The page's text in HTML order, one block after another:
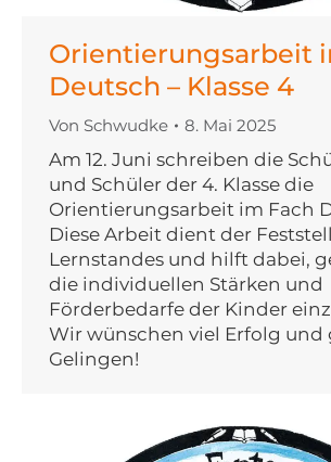
Orientierungsarbeit
Deutsch – Klasse 4
Von Schwudke 8. Mai 2025
Am 12. Juni schreiben die
und Schüler der 4. Klasse die
Orientierungsarbeit im Fach
Diese Arbeit dient der
Lernstandes und hilft dabei,
die individuellen Stärken und
Förderbedarfe der Kinder
Wir wünschen viel Erfolg und
Gelingen!